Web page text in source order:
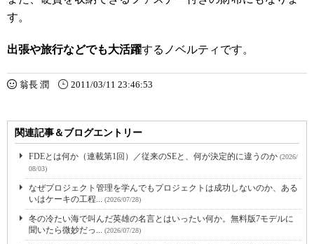
す。
出張や旅行などでも大活躍するノベルティです。
翁長 潤 2011/03/11 23:46:53
関連記事＆ブログエントリー
FDEとは何か（連載第1回）／従来のSEと、何が決定的に違うのか (2026/
08/03)
なぜプロジェクト管理を学んでもプロジェクトは成功しないのか、ある
いはケーキの工程... (2026/07/28)
冬の冷たい海で叫んだ英雄の名言とはいったい何か。無料版7モデルに
聞いたら微妙だっ... (2026/07/28)